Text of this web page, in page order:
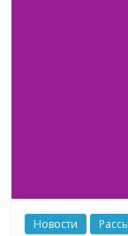
Новости